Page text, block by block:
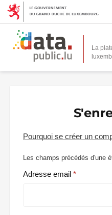
La
Pourquoi se créer un
Les champs précédés d'une
Adresse email